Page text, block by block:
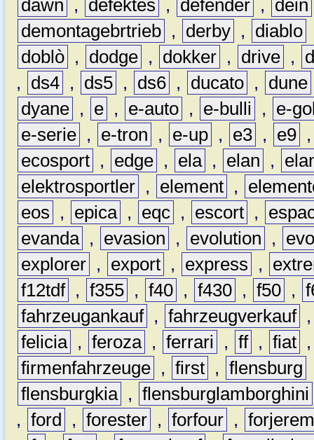
dawn , defektes , defender , dein
demontagebrtrieb , derby , diablo
doblò , dodge , dokker , drive ,
,
ds4 , ds5 , ds6 , ducato , dune
dyane , e , e-auto , e-bulli ,
e-
e-serie , e-tron , e-up , e3 , e9
ecosport , edge , ela , elan ,
elektrosportler , element ,
eos
, epica , eqc , escort ,
evanda , evasion , evolution ,
explorer , export , express ,
f12tdf , f355 , f40 , f430 , f50 ,
fahrzeugankauf , fahrzeugverkauf
felicia , feroza , ferrari , ff , fiat
firmenfahrzeuge , first , flensburg
flensburgkia , flensburglamborghini
, ford , forester , forfour ,